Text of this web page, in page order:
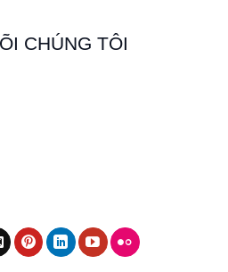
CHÚNG TÔI